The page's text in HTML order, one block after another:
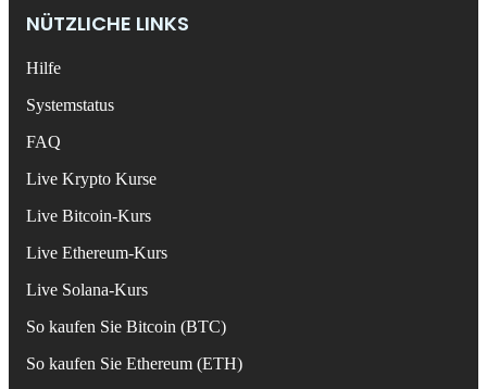
NÜTZLICHE LINKS
Hilfe
Systemstatus
FAQ
Live Krypto Kurse
Live Bitcoin-Kurs
Live Ethereum-Kurs
Live Solana-Kurs
So kaufen Sie Bitcoin (BTC)
So kaufen Sie Ethereum (ETH)